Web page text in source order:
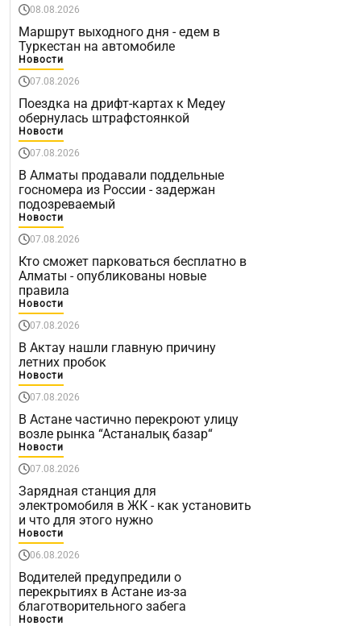
08.08.2026
Маршрут выходного дня - едем в
Туркестан на автомобиле
Новости
07.08.2026
Поездка на дрифт-картах к Медеу
обернулась штрафстоянкой
Новости
07.08.2026
В Алматы продавали поддельные
госномера из России - задержан
подозреваемый
Новости
07.08.2026
Кто сможет парковаться бесплатно в
Алматы - опубликованы новые
правила
Новости
07.08.2026
В Актау нашли главную причину
летних пробок
Новости
07.08.2026
В Астане частично перекроют улицу
возле рынка “Астаналық базар“
Новости
07.08.2026
Зарядная станция для
электромобиля в ЖК - как установить
и что для этого нужно
Новости
06.08.2026
Водителей предупредили о
перекрытиях в Астане из-за
благотворительного забега
Новости